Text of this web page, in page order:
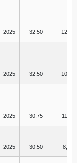
2025 32,50 12,00
2025 32,50 10,25
2025 30,75 11,75
2025 30,50 8,00